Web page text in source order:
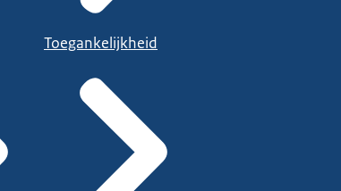
Toegankelijkheid